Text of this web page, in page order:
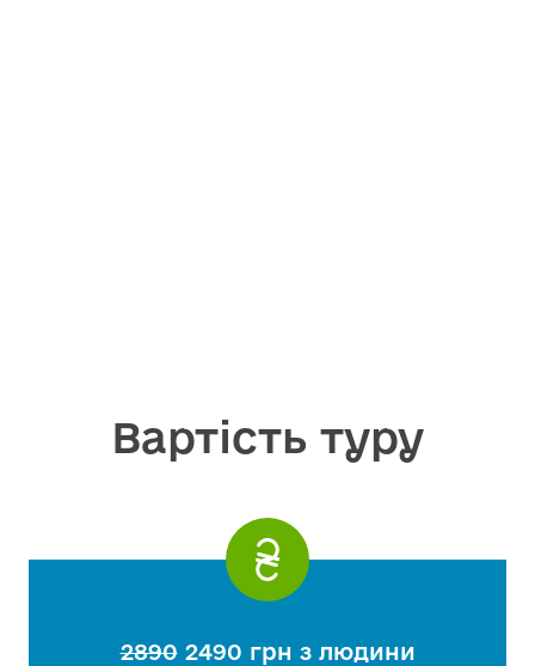
Вартість туру
28902490 грн з людини